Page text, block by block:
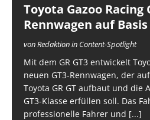
Toyota Gazoo Racing
Rennwagen auf Basis
von Redaktion in Content-Spotlight
Mit dem GR GT3 entwickelt
neuen GT3-Rennwagen, der
Toyota GR GT aufbaut und die
GT3-Klasse erfüllen soll. Das
professionelle Fahrer und [...]